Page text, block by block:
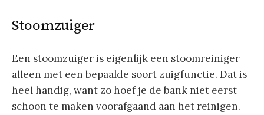
Stoomzuiger
Een stoomzuiger is eigenlijk een stoomreiniger
alleen met een bepaalde soort zuigfunctie. Dat is
heel handig, want zo hoef je de bank niet eerst
schoon te maken voorafgaand aan het reinigen.